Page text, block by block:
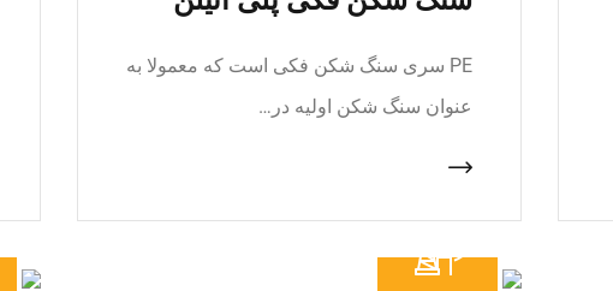
PE سری سنگ شکن فکی است که معمولا به
عنوان سنگ شکن اولیه در…